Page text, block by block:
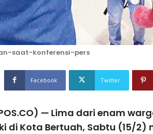
saat-konferensi-pers
Facebook Twitter
— Lima dari enam
di Kota Bertuah, Sabtu (15/2)